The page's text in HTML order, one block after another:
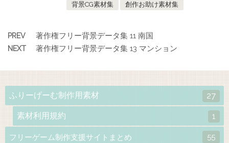
背景CG素材集 創作お助け素材集
PREV 著作権フリー背景データ集 11 南国
NEXT 著作権フリー背景データ集 13 マンション
ふりーげーむ制作用素材 27
素材利用規約 1
フリーゲーム制作支援サイトまとめ 55